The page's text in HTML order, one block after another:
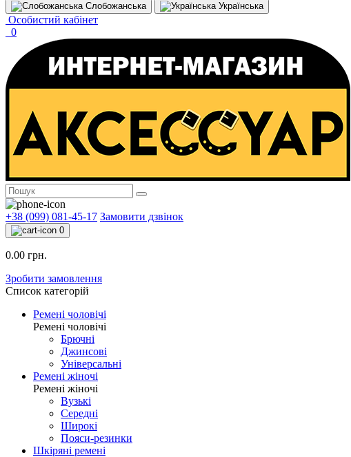
Слобожанська
Українська
Особистий кабінет
0
+38 (099) 081-45-17 Замовити дзвінок
0
0.00 грн.
Зробити замовлення
Список категорій
Ремені чоловічі
Ремені чоловічі
Брючні
Джинсові
Універсальні
Ремені жіночі
Ремені жіночі
Вузькі
Середні
Широкі
Пояси-резинки
Шкіряні ремені